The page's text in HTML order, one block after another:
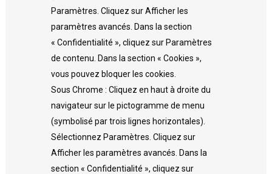
Paramètres. Cliquez sur Afficher les
paramètres avancés. Dans la section
« Confidentialité », cliquez sur Paramètres
de contenu. Dans la section « Cookies »,
vous pouvez bloquer les cookies.
Sous Chrome : Cliquez en haut à droite du
navigateur sur le pictogramme de menu
(symbolisé par trois lignes horizontales).
Sélectionnez Paramètres. Cliquez sur
Afficher les paramètres avancés. Dans la
section « Confidentialité », cliquez sur